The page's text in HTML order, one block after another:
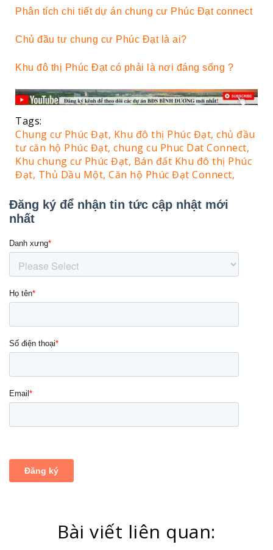
Phân tích chi tiết dự án chung cư Phúc Đạt connect
Chủ đầu tư chung cư Phúc Đạt là ai?
Khu đô thị Phúc Đạt có phải là nơi đáng sống ?
Tags:
Chung cư Phúc Đạt, Khu đô thị Phúc Đạt, chủ đầu
tư căn hộ Phúc Đạt, chung cu Phuc Dat Connect,
Khu chung cư Phúc Đạt, Bán đất Khu đô thị Phúc
Đạt, Thủ Dầu Một, Căn hộ Phúc Đạt Connect,
Bài viết liên quan: